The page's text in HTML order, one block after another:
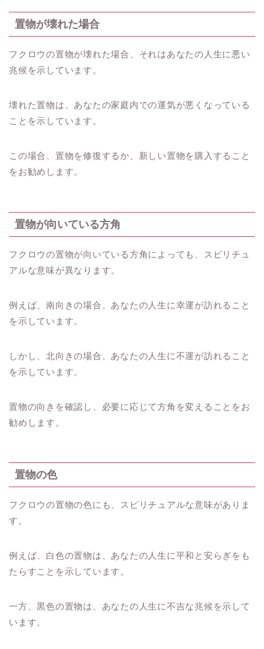
置物が壊れた場合
フクロウの置物が壊れた場合、それはあなたの人生に悪い
兆候を示しています。
壊れた置物は、あなたの家庭内での運気が悪くなっている
ことを示しています。
この場合、置物を修復するか、新しい置物を購入すること
をお勧めします。
置物が向いている方角
フクロウの置物が向いている方角によっても、スピリチュ
アルな意味が異なります。
例えば、南向きの場合、あなたの人生に幸運が訪れること
を示しています。
しかし、北向きの場合、あなたの人生に不運が訪れること
を示しています。
置物の向きを確認し、必要に応じて方角を変えることをお
勧めします。
置物の色
フクロウの置物の色にも、スピリチュアルな意味がありま
す。
例えば、白色の置物は、あなたの人生に平和と安らぎをも
たらすことを示しています。
一方、黒色の置物は、あなたの人生に不吉な兆候を示して
います。